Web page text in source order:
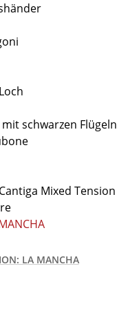
schwarzen Flügeln
Mixed Tension
LA MANCHA